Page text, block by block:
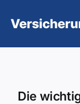
Inhalt
Die